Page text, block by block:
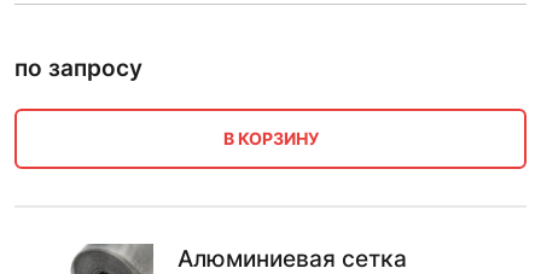
по запросу
В КОРЗИНУ
Алюминиевая сетка